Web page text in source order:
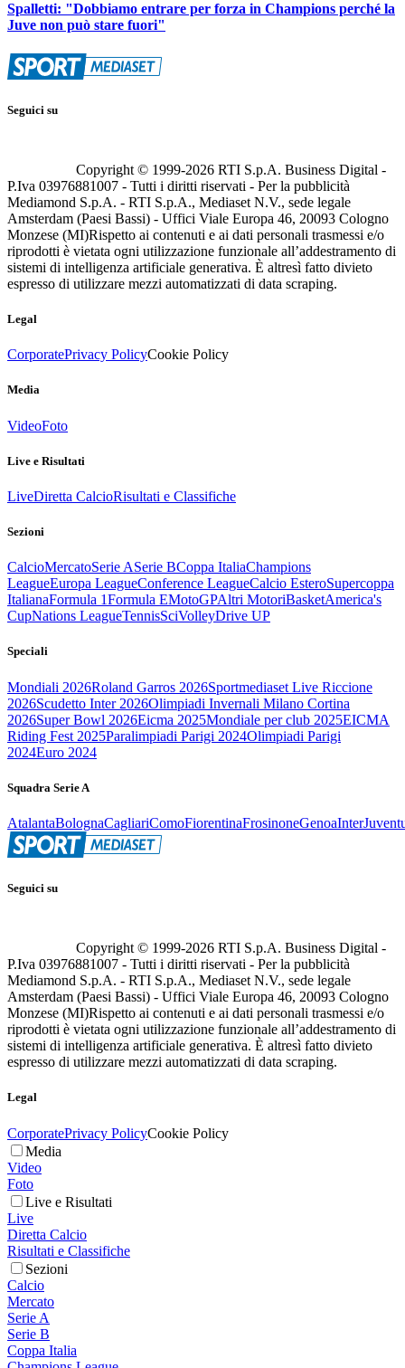
Spalletti: "Dobbiamo entrare per forza in Champions perché la
Juve non può stare fuori"
Seguici su
Copyright © 1999-2026 RTI S.p.A. Business Digital -
P.Iva 03976881007 - Tutti i diritti riservati - Per la pubblicità
Mediamond S.p.A. - RTI S.p.A., Mediaset N.V., sede legale
Amsterdam (Paesi Bassi) - Uffici Viale Europa 46, 20093 Cologno
Monzese (MI)Rispetto ai contenuti e ai dati personali trasmessi e/o
riprodotti è vietata ogni utilizzazione funzionale all’addestramento di
sistemi di intelligenza artificiale generativa. È altresì fatto divieto
espresso di utilizzare mezzi automatizzati di data scraping.
Legal
CorporatePrivacy PolicyCookie Policy
Media
VideoFoto
Live e Risultati
LiveDiretta CalcioRisultati e Classifiche
Sezioni
CalcioMercatoSerie ASerie BCoppa ItaliaChampions
LeagueEuropa LeagueConference LeagueCalcio EsteroSupercoppa
ItalianaFormula 1Formula EMotoGPAltri MotoriBasketAmerica's
CupNations LeagueTennisSciVolleyDrive UP
Speciali
Mondiali 2026Roland Garros 2026Sportmediaset Live Riccione
2026Scudetto Inter 2026Olimpiadi Invernali Milano Cortina
2026Super Bowl 2026Eicma 2025Mondiale per club 2025EICMA
Riding Fest 2025Paralimpiadi Parigi 2024Olimpiadi Parigi
2024Euro 2024
Squadra Serie A
AtalantaBolognaCagliariComoFiorentinaFrosinoneGenoaInter
Seguici su
Copyright © 1999-2026 RTI S.p.A. Business Digital -
P.Iva 03976881007 - Tutti i diritti riservati - Per la pubblicità
Mediamond S.p.A. - RTI S.p.A., Mediaset N.V., sede legale
Amsterdam (Paesi Bassi) - Uffici Viale Europa 46, 20093 Cologno
Monzese (MI)Rispetto ai contenuti e ai dati personali trasmessi e/o
riprodotti è vietata ogni utilizzazione funzionale all’addestramento di
sistemi di intelligenza artificiale generativa. È altresì fatto divieto
espresso di utilizzare mezzi automatizzati di data scraping.
Legal
CorporatePrivacy PolicyCookie Policy
Media
Video
Foto
Live e Risultati
Live
Diretta Calcio
Risultati e Classifiche
Sezioni
Calcio
Mercato
Serie A
Serie B
Coppa Italia